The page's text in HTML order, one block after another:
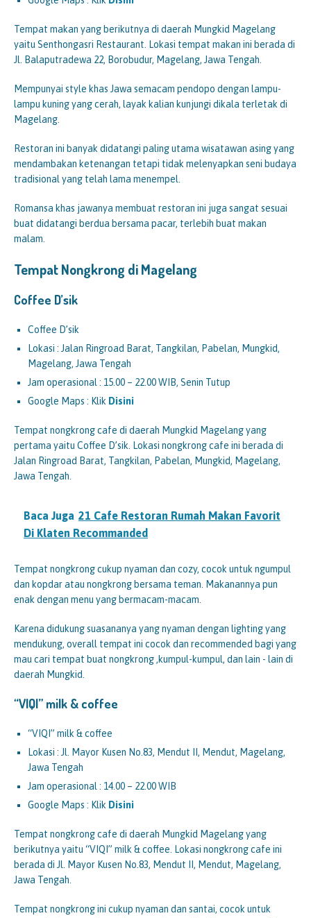
Tempat makan yang berikutnya di daerah Mungkid Magelang
yaitu Senthongasri Restaurant. Lokasi tempat makan ini berada di
Jl. Balaputradewa 22, Borobudur, Magelang, Jawa Tengah.
Mempunyai style khas Jawa semacam pendopo dengan lampu-
lampu kuning yang cerah, layak kalian kunjungi dikala terletak di
Magelang.
Restoran ini banyak didatangi paling utama wisatawan asing yang
mendambakan ketenangan tetapi tidak melenyapkan seni budaya
tradisional yang telah lama menempel.
Romansa khas jawanya membuat restoran ini juga sangat sesuai
buat didatangi berdua bersama pacar, terlebih buat makan
malam.
Tempat Nongkrong di Magelang
Coffee D’sik
Coffee D’sik
Lokasi : Jalan Ringroad Barat, Tangkilan, Pabelan, Mungkid,
Magelang, Jawa Tengah
Jam operasional : 15.00 – 22.00 WIB, Senin Tutup
Google Maps : Klik Disini
Tempat nongkrong cafe di daerah Mungkid Magelang yang
pertama yaitu Coffee D’sik. Lokasi nongkrong cafe ini berada di
Jalan Ringroad Barat, Tangkilan, Pabelan, Mungkid, Magelang,
Jawa Tengah.
Baca Juga 21 Cafe Restoran Rumah Makan Favorit
Di Klaten Recommanded
Tempat nongkrong cukup nyaman dan cozy, cocok untuk ngumpul
dan kopdar atau nongkrong bersama teman. Makanannya pun
enak dengan menu yang bermacam-macam.
Karena didukung suasananya yang nyaman dengan lighting yang
mendukung, overall tempat ini cocok dan recommended bagi yang
mau cari tempat buat nongkrong ,kumpul-kumpul, dan lain - lain di
daerah Mungkid.
“VIQI” milk & coffee
“VIQI” milk & coffee
Lokasi : Jl. Mayor Kusen No.83, Mendut II, Mendut, Magelang,
Jawa Tengah
Jam operasional : 14.00 – 22.00 WIB
Google Maps : Klik Disini
Tempat nongkrong cafe di daerah Mungkid Magelang yang
berikutnya yaitu “VIQI” milk & coffee. Lokasi nongkrong cafe ini
berada di Jl. Mayor Kusen No.83, Mendut II, Mendut, Magelang,
Jawa Tengah.
Tempat nongkrong ini cukup nyaman dan santai, cocok untuk